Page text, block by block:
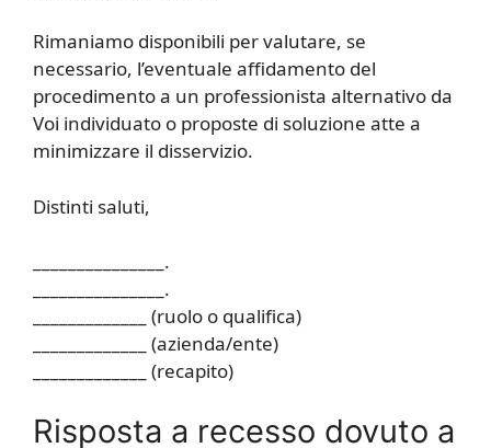
Rimaniamo disponibili per valutare, se
necessario, l’eventuale affidamento del
procedimento a un professionista alternativo da
Voi individuato o proposte di soluzione atte a
minimizzare il disservizio.
Distinti saluti,
_______________.
_______________.
_____________ (ruolo o qualifica)
_____________ (azienda/ente)
_____________ (recapito)
Risposta a recesso dovuto a